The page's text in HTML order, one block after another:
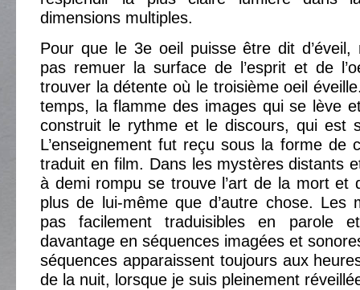
dimensions multiples.
Pour que le 3e oeil puisse être dit d’éveil,
pas remuer la surface de l’esprit et de
trouver la détente où le troisième oeil
temps, la flamme des images qui se lève
construit le rythme et le discours, qui est
L’enseignement fut reçu sous la forme de
traduit en film. Dans les mystères distants
à demi rompu se trouve l’art de la mort et
plus de lui-même que d’autre chose. Les
pas facilement traduisibles en parole
davantage en séquences imagées et
séquences apparaissent toujours aux
de la nuit, lorsque je suis pleinement